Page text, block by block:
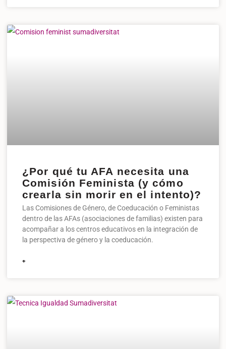
¿Por qué tu AFA necesita una
Comisión Feminista (y cómo
crearla sin morir en el intento)?
Las Comisiones de Género, de Coeducación o Feministas
dentro de las AFAs (asociaciones de familias) existen para
acompañar a los centros educativos en la integración de
la perspectiva de género y la coeducación.
+